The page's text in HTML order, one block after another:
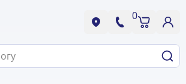
0